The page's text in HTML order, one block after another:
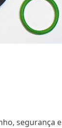
segurança e